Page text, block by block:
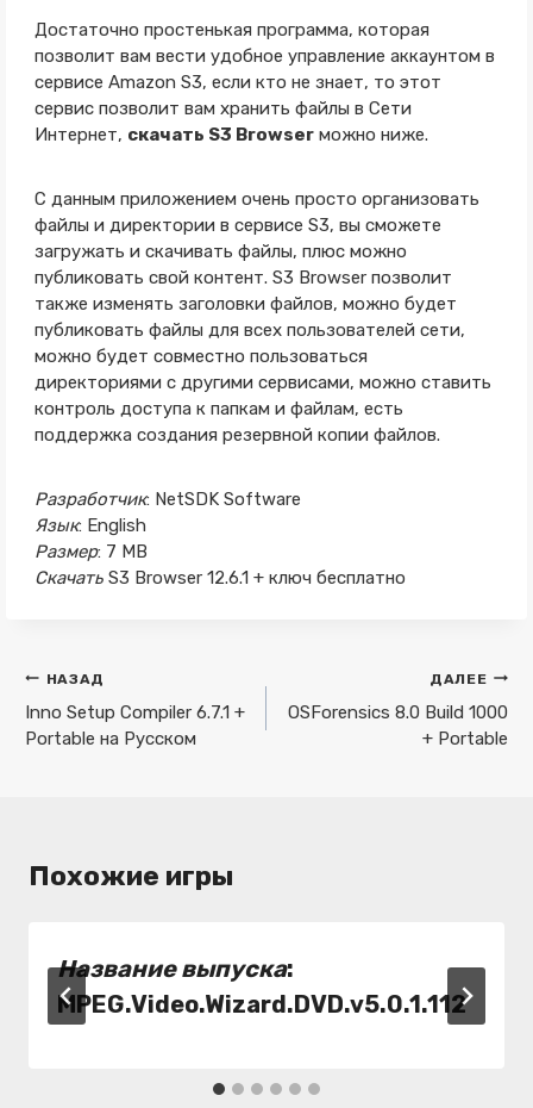
Достаточно простенькая программа, которая
позволит вам вести удобное управление аккаунтом в
сервисе Amazon S3, если кто не знает, то этот
сервис позволит вам хранить файлы в Сети
Интернет, скачать S3 Browserможно ниже.
С данным приложением очень просто организовать
файлы и директории в сервисе S3, вы сможете
загружать и скачивать файлы, плюс можно
публиковать свой контент. S3 Browser позволит
также изменять заголовки файлов, можно будет
публиковать файлы для всех пользователей сети,
можно будет совместно пользоваться
директориями с другими сервисами, можно ставить
контроль доступа к папкам и файлам, есть
поддержка создания резервной копии файлов.
Разработчик: NetSDK Software
Язык: English
Размер: 7 MB
СкачатьS3 Browser 12.6.1 + ключ бесплатно
Навигация
по
записям
НАЗАД
Inno Setup Compiler 6.7.1 +
Portable на Русском
ДАЛЕЕ
OSForensics 8.0 Build 1000
+ Portable
Похожие игры
Название выпуска:
MPEG.Video.Wizard.DVD.v5.0.1.112